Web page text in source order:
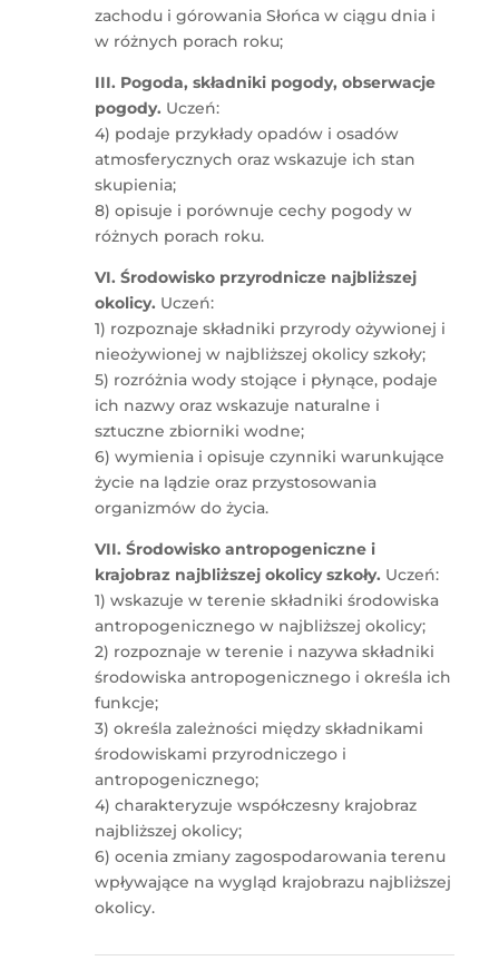
zachodu i górowania Słońca w ciągu dnia i
w różnych porach roku;
III. Pogoda, składniki pogody, obserwacje
pogody. Uczeń:
4) podaje przykłady opadów i osadów
atmosferycznych oraz wskazuje ich stan
skupienia;
8) opisuje i porównuje cechy pogody w
różnych porach roku.
VI. Środowisko przyrodnicze najbliższej
okolicy. Uczeń:
1) rozpoznaje składniki przyrody ożywionej i
nieożywionej w najbliższej okolicy szkoły;
5) rozróżnia wody stojące i płynące, podaje
ich nazwy oraz wskazuje naturalne i
sztuczne zbiorniki wodne;
6) wymienia i opisuje czynniki warunkujące
życie na lądzie oraz przystosowania
organizmów do życia.
VII. Środowisko antropogeniczne i
krajobraz najbliższej okolicy szkoły. Uczeń:
1) wskazuje w terenie składniki środowiska
antropogenicznego w najbliższej okolicy;
2) rozpoznaje w terenie i nazywa składniki
środowiska antropogenicznego i określa ich
funkcje;
3) określa zależności między składnikami
środowiskami przyrodniczego i
antropogenicznego;
4) charakteryzuje współczesny krajobraz
najbliższej okolicy;
6) ocenia zmiany zagospodarowania terenu
wpływające na wygląd krajobrazu najbliższej
okolicy.